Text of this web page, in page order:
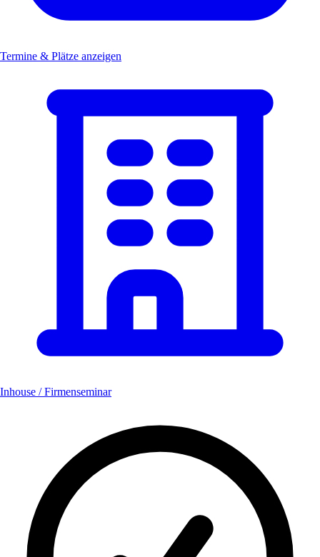
Termine & Plätze anzeigen
Inhouse / Firmenseminar